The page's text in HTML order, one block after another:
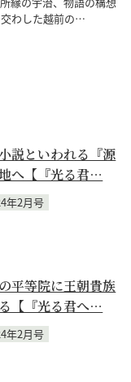
わした越前の…
説といわれる『源
へ【『光る君…
年2月号
平等院に王朝貴族
【『光る君へ…
年2月号